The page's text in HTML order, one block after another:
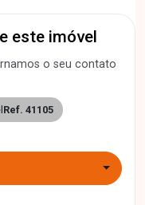
este imóvel
o seu contato
Ref. 41105